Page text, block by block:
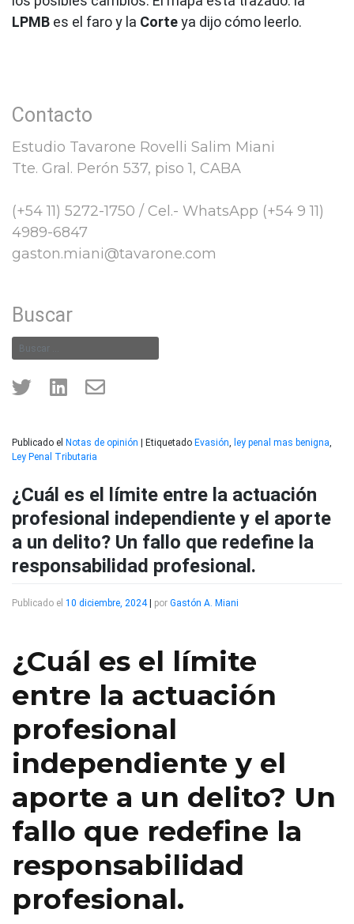
LPMB es el faro y la Corteya dijo cómo leerlo.
Contacto
Estudio Tavarone Rovelli Salim Miani
Tte. Gral. Perón 537, piso 1, CABA
(+54 11) 5272-1750 / Cel.- WhatsApp (+54 9 11)
4989-6847
gaston.miani@tavarone.com
Buscar
Publicado el Notas de opinión | Etiquetado Evasión ley penal mas benigna
Ley Penal Tributaria
¿Cuál es el límite entre la actuación
profesional independiente y el aporte
a un delito? Un fallo que redefine la
responsabilidad profesional.
Publicado el 10 diciembre, 2024| por Gastón A. Miani
¿Cuál es el límite
entre la actuación
profesional
independiente y el
aporte a un delito? Un
fallo que redefine la
responsabilidad
profesional.